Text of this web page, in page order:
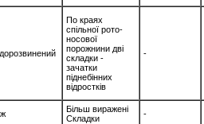
По краях
спільної рото-
носової
порожнини дві
складки -
зачатки
піднебінних
відростків
-
Більш виражені
Складки
-